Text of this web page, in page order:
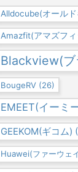
Alldocube(オール
Amazfit(アマズフ
Blackview(ブ
BougeRV (26)
EMEET(イーミ
GEEKOM(ギコム)
Huawei(ファーウェ